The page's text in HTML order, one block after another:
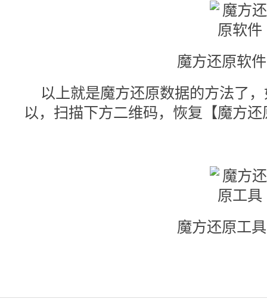
魔方还原软
以上就是魔方还原数据的方法了
以，扫描下方二维码，恢复【魔方还
魔方还原工